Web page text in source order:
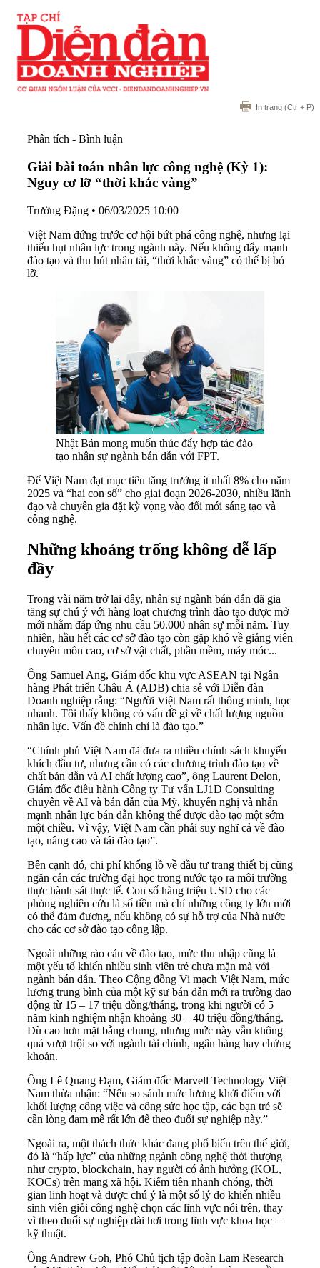
In trang (Ctr + P)
Phân tích - Bình luận
Giải bài toán nhân lực công nghệ (Kỳ 1):
Nguy cơ lỡ “thời khắc vàng”
Trường Đặng • 06/03/2025 10:00
Việt Nam đứng trước cơ hội bứt phá công nghệ, nhưng lại
thiếu hụt nhân lực trong ngành này. Nếu không đẩy mạnh
đào tạo và thu hút nhân tài, “thời khắc vàng” có thể bị bỏ
lỡ.
Nhật Bản mong muốn thúc đẩy hợp tác đào
tạo nhân sự ngành bán dẫn với FPT.
Để Việt Nam đạt mục tiêu tăng trưởng ít nhất 8% cho năm
2025 và “hai con số” cho giai đoạn 2026-2030, nhiều lãnh
đạo và chuyên gia đặt kỳ vọng vào đổi mới sáng tạo và
công nghệ.
Những khoảng trống không dễ lấp
đầy
Trong vài năm trở lại đây, nhân sự ngành bán dẫn đã gia
tăng sự chú ý với hàng loạt chương trình đào tạo được mở
mới nhằm đáp ứng nhu cầu 50.000 nhân sự mỗi năm. Tuy
nhiên, hầu hết các cơ sở đào tạo còn gặp khó về giảng viên
chuyên môn cao, cơ sở vật chất, phần mềm, máy móc...
Ông Samuel Ang, Giám đốc khu vực ASEAN tại Ngân
hàng Phát triển Châu Á (ADB) chia sẻ với Diễn đàn
Doanh nghiệp rằng: “Người Việt Nam rất thông minh, học
nhanh. Tôi thấy không có vấn đề gì về chất lượng nguồn
nhân lực. Vấn đề chính chỉ là đào tạo.”
“Chính phủ Việt Nam đã đưa ra nhiều chính sách khuyến
khích đầu tư, nhưng cần có các chương trình đào tạo về
chất bán dẫn và AI chất lượng cao”, ông Laurent Delon,
Giám đốc điều hành Công ty Tư vấn LJ1D Consulting
chuyên về AI và bán dẫn của Mỹ, khuyến nghị và nhấn
mạnh nhân lực bán dẫn không thể được đào tạo một sớm
một chiều. Vì vậy, Việt Nam cần phải suy nghĩ cả về đào
tạo, nâng cao và tái đào tạo”.
Bên cạnh đó, chi phí khổng lồ về đầu tư trang thiết bị cũng
ngăn cản các trường đại học trong nước tạo ra môi trường
thực hành sát thực tế. Con số hàng triệu USD cho các
phòng nghiên cứu là số tiền mà chỉ những công ty lớn mới
có thể đảm đương, nếu không có sự hỗ trợ của Nhà nước
cho các cơ sở đào tạo công lập.
Ngoài những rào cản về đào tạo, mức thu nhập cũng là
một yếu tố khiến nhiều sinh viên trẻ chưa mặn mà với
ngành bán dẫn. Theo Cộng đồng Vi mạch Việt Nam, mức
lương trung bình của một kỹ sư bán dẫn mới ra trường dao
động từ 15 – 17 triệu đồng/tháng, trong khi người có 5
năm kinh nghiệm nhận khoảng 30 – 40 triệu đồng/tháng.
Dù cao hơn mặt bằng chung, nhưng mức này vẫn không
quá vượt trội so với ngành tài chính, ngân hàng hay chứng
khoán.
Ông Lê Quang Đạm, Giám đốc Marvell Technology Việt
Nam thừa nhận: “Nếu so sánh mức lương khởi điểm với
khối lượng công việc và công sức học tập, các bạn trẻ sẽ
cần lòng đam mê rất lớn để theo đuổi sự nghiệp này.”
Ngoài ra, một thách thức khác đang phổ biến trên thế giới,
đó là “hấp lực” của những ngành công nghệ thời thượng
như crypto, blockchain, hay người có ảnh hưởng (KOL,
KOCs) trên mạng xã hội. Kiếm tiền nhanh chóng, thời
gian linh hoạt và được chú ý là một số lý do khiến nhiều
sinh viên giỏi công nghệ chọn các lĩnh vực nói trên, thay
vì theo đuổi sự nghiệp dài hơi trong lĩnh vực khoa học –
kỹ thuật.
Ông Andrew Goh, Phó Chủ tịch tập đoàn Lam Research